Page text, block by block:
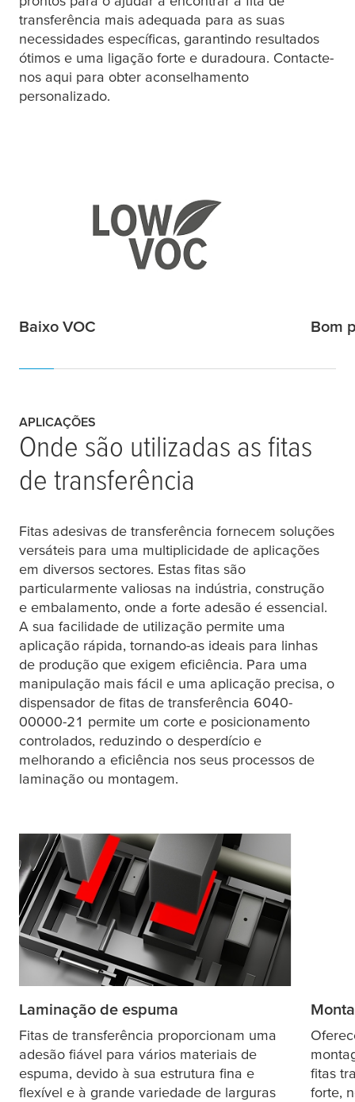
transferência mais adequada para as suas
necessidades específicas, garantindo resultados
ótimos e uma ligação forte e duradoura. Contacte-
nos aqui para obter aconselhamento
personalizado.
Baixo VOC Bom
APLICAÇÕES
Onde são utilizadas as fitas
de transferência
Fitas adesivas de transferência fornecem soluções
versáteis para uma multiplicidade de aplicações
em diversos sectores. Estas fitas são
particularmente valiosas na indústria, construção
e embalamento, onde a forte adesão é essencial.
A sua facilidade de utilização permite uma
aplicação rápida, tornando-as ideais para linhas
de produção que exigem eficiência. Para uma
manipulação mais fácil e uma aplicação precisa, o
dispensador de fitas de transferência 6040-
00000-21 permite um corte e posicionamento
controlados, reduzindo o desperdício e
melhorando a eficiência nos seus processos de
laminação ou montagem.
Laminação de espuma
Fitas de transferência proporcionam uma
adesão fiável para vários materiais de
espuma, devido à sua estrutura fina e
flexível e à grande variedade de larguras
fitas
forte,